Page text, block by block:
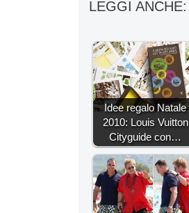
LEGGI ANCHE:
Idee regalo Natale
2010: Louis Vuitton
Cityguide con…